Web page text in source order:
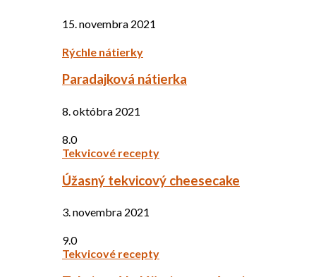
15. novembra 2021
Rýchle nátierky
Paradajková nátierka
8. októbra 2021
8.0
Tekvicové recepty
Úžasný tekvicový cheesecake
3. novembra 2021
9.0
Tekvicové recepty